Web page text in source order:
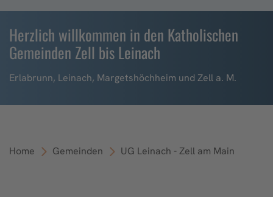
Herzlich willkommen in den Katholischen
Gemeinden Zell bis Leinach
Erlabrunn, Leinach, Margetshöchheim und Zell a. M.
Home Gemeinden UG Leinach - Zell am Main